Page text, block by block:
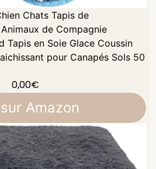
Chats Tapis de
de Compagnie
Tapis en Soie Glace Coussin
pour Canapés Sols 50
0,00€
Amazon